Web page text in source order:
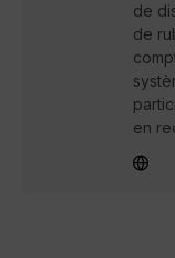
de
de
en